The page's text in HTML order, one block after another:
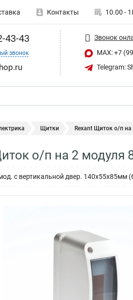
Контакты 10.00 -
43-43
звонок
Звонок
MAX: +7
Telegram:
Щитки Rexant Щиток о/п
о/п на 2 модуля
с вертикальной двер. 140х55х85мм